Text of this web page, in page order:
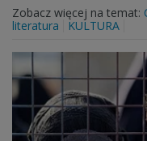
Zobacz więcej na temat:
literatura
KULTURA